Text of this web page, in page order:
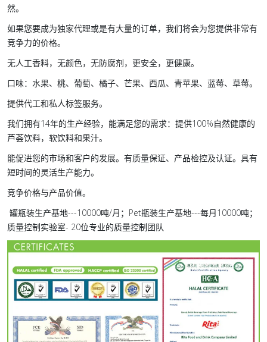
然。
如果您要成为独家代理或是有大量的订单，我们将会为您提供非常有
竞争力的价格。
无人工香料，无颜色，无防腐剂，更安全，更健康。
口味：水果、桃、葡萄、橘子、芒果、西瓜、青苹果、蓝莓、草莓。
提供代工和私人标签服务。
我们拥有14年的生产经验，能满足您的需求：提供100%自然健康的
芦荟饮料，软饮料和果汁。
能促进您的市场和客户的发展。有质量保证、产品检控及认证。具有
短时间的灵活生产能力。
竞争价格与产品价值。
罐瓶装生产基地---10000吨/月；Pet瓶装生产基地---每月10000吨；
质量控制实验室- 20位专业的质量控制团队